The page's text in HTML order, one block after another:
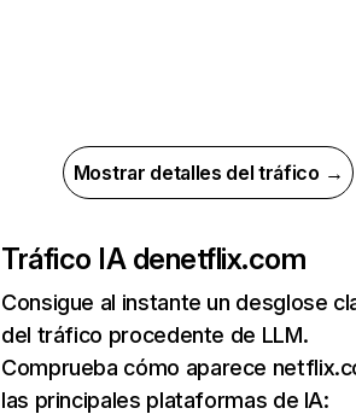
Mostrar detalles del tráfico →
Tráfico IA denetflix.com
Consigue al instante un desglose
del tráfico procedente de LLM.
Comprueba cómo aparece
las principales plataformas de IA: